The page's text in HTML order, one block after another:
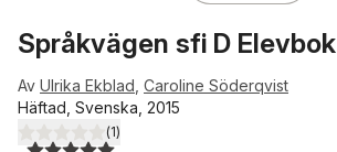
Språkvägen sfi D Elevbok
Av Ulrika Ekblad Caroline Söderqvist
Häftad, Svenska, 2015
5,0utav 5 stjärnor. Totalt antal röster:
(1)